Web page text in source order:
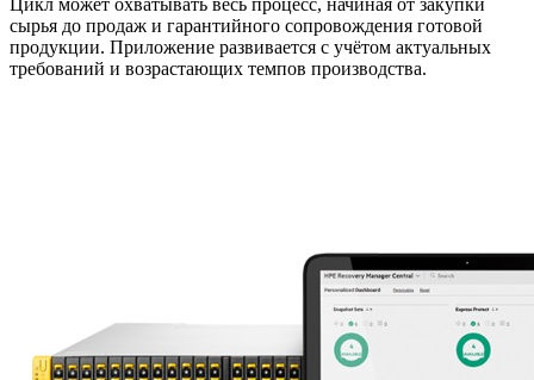
сырья до продаж и гарантийного сопровождения готовой
продукции. Приложение развивается с учётом актуальных
требований и возрастающих темпов производства.